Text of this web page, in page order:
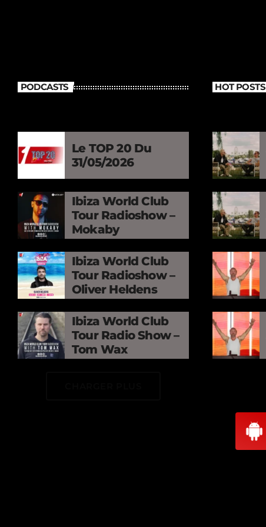
PODCASTS
Le TOP 20 Du
31/05/2026
Ibiza World Club
Tour Radioshow –
Mokaby
Ibiza World Club
Tour Radioshow –
Oliver Heldens
Ibiza World Club
Tour Radio Show –
Tom Wax
HOT POSTS